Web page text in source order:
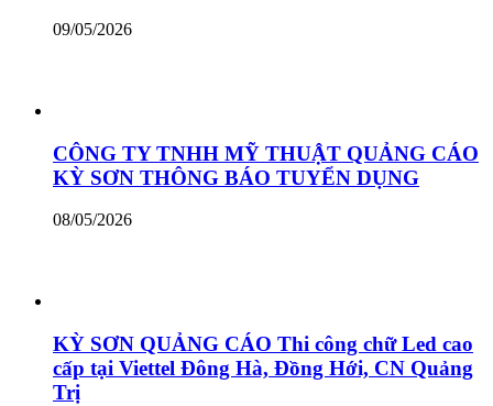
09/05/2026
CÔNG TY TNHH MỸ THUẬT QUẢNG CÁO
KỲ SƠN THÔNG BÁO TUYỂN DỤNG
08/05/2026
KỲ SƠN QUẢNG CÁO Thi công chữ Led cao
cấp tại Viettel Đông Hà, Đồng Hới, CN Quảng
Trị